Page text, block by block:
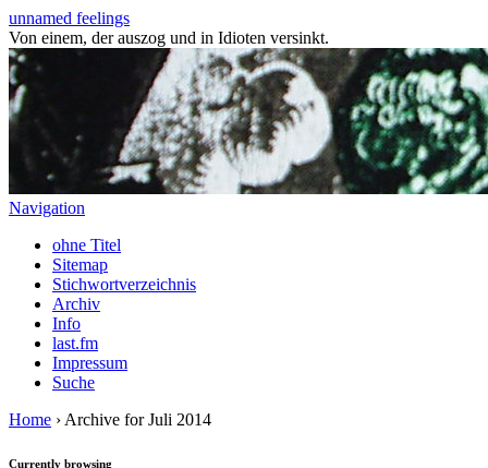
unnamed feelings
Von einem, der auszog und in Idioten versinkt.
Navigation
ohne Titel
Sitemap
Stichwortverzeichnis
Archiv
Info
last.fm
Impressum
Suche
Home › Archive for Juli 2014
Currently browsing